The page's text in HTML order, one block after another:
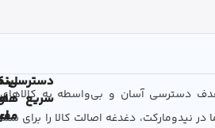
از سال 1399 با هدف دسترسی آسان و بی‌واسطه به کالاهای
نیدومارکت، دغدغه اصالت کالا را برای شما
دسترسی
سریع